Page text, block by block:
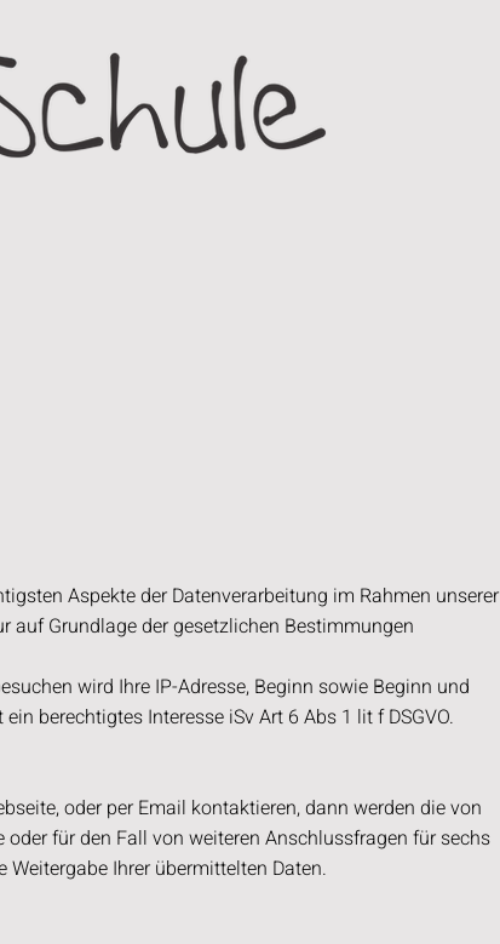
Aspekte der Datenverarbeitung im Rahmen unserer
auf Grundlage der gesetzlichen Bestimmungen
wird Ihre IP-Adresse, Beginn sowie Beginn und
berechtigtes Interesse iSv Art 6 Abs 1 lit f DSGVO.
oder per Email kontaktieren, dann werden die von
für den Fall von weiteren Anschlussfragen für sechs
Ihrer übermittelten Daten.